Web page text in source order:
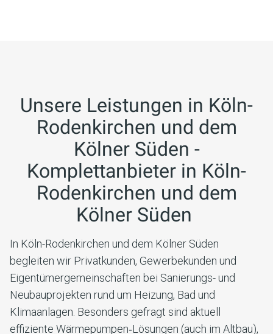
Unsere Leistungen in Köln-
Rodenkirchen und dem
Kölner Süden -
Komplettanbieter in Köln-
Rodenkirchen und dem
Kölner Süden
In Köln-Rodenkirchen und dem Kölner Süden
begleiten wir Privatkunden, Gewerbekunden und
Eigentümergemeinschaften bei Sanierungs- und
Neubauprojekten rund um Heizung, Bad und
Klimaanlagen. Besonders gefragt sind aktuell
effiziente Wärmepumpen‑Lösungen (auch im Altbau),